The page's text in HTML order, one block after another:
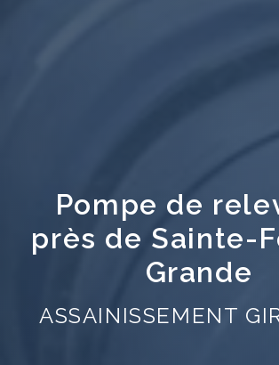
Pompe de
près de Sainte-
Grande
ASSAINISSEMENT